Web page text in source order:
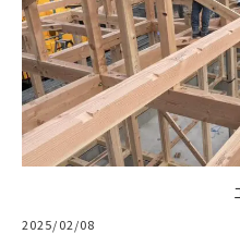
2025/02/08